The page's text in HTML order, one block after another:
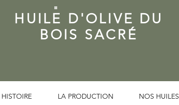
HUILE D'OLIVE DU
BOIS SACRÉ
LA PRODUCTION NOS HUILES